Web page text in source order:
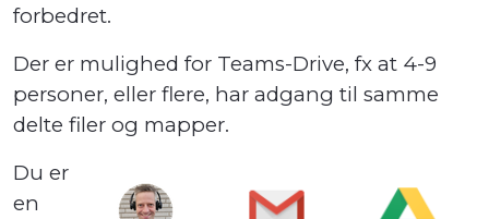
forbedret.
Der er mulighed for Teams-Drive, fx at 4-9
personer, eller flere, har adgang til samme
delte filer og mapper.
Du er
en